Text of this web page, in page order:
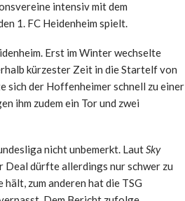
intensiv mit dem
1. FC Heidenheim spielt.
Erst im Winter wechselte
kürzester Zeit in die Startelf von
sich der Hoffenheimer schnell zu einer
ihm zudem ein Tor und zwei
nicht unbemerkt. LautSky
Deal dürfte allerdings nur schwer zu
zum anderen hat die TSG